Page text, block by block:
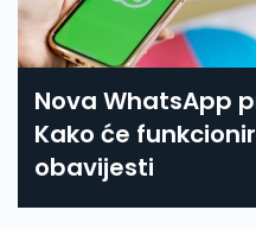
Nova WhatsApp
Kako će
obavijesti